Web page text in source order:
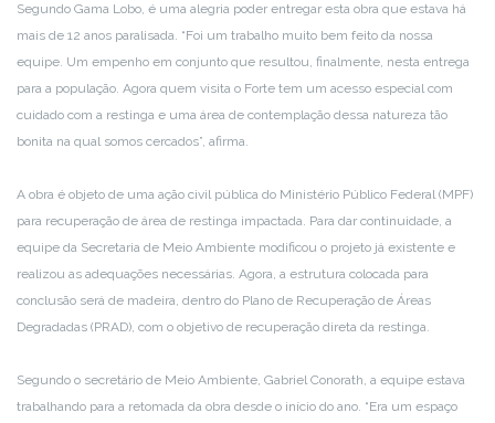
Segundo Gama Lobo, é uma alegria poder entregar esta obra que estava há
mais de 12 anos paralisada. “Foi um trabalho muito bem feito da nossa
equipe. Um empenho em conjunto que resultou, finalmente, nesta entrega
para a população. Agora quem visita o Forte tem um acesso especial com
cuidado com a restinga e uma área de contemplação dessa natureza tão
bonita na qual somos cercados”, afirma.
A obra é objeto de uma ação civil pública do Ministério Público Federal (MPF)
para recuperação de área de restinga impactada. Para dar continuidade, a
equipe da Secretaria de Meio Ambiente modificou o projeto já existente e
realizou as adequações necessárias. Agora, a estrutura colocada para
conclusão será de madeira, dentro do Plano de Recuperação de Áreas
Degradadas (PRAD), com o objetivo de recuperação direta da restinga.
Segundo o secretário de Meio Ambiente, Gabriel Conorath, a equipe estava
trabalhando para a retomada da obra desde o início do ano. “Era um espaço